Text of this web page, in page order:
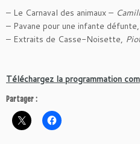
– Le Carnaval des animaux –
– Pavane pour une infante défunte,
– Extraits de Casse-Noisette,
Téléchargez la programmation
Partager :